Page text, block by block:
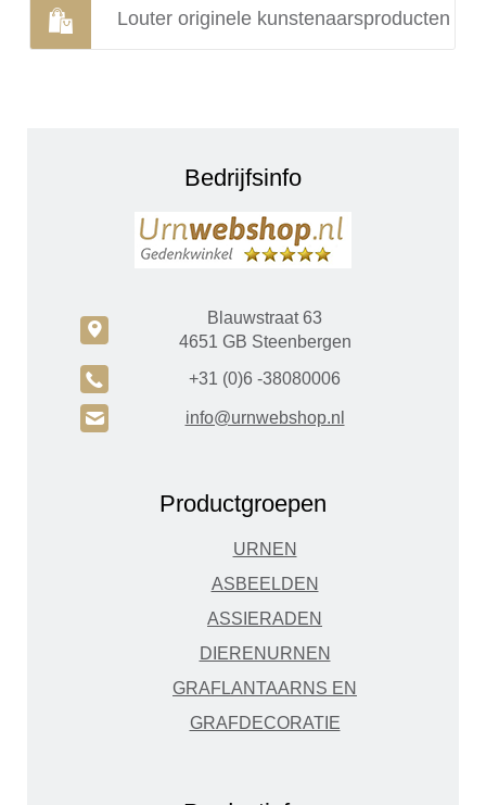
Louter originele kunstenaarsproducten
Bedrijfsinfo
c
Blauwstraat 63
4651 GB Steenbergen
A +31 (0)6 -38080006
H info@urnwebshop.nl
Productgroepen
URNEN
ASBEELDEN
ASSIERADEN
DIERENURNEN
GRAFLANTAARNS EN
GRAFDECORATIE